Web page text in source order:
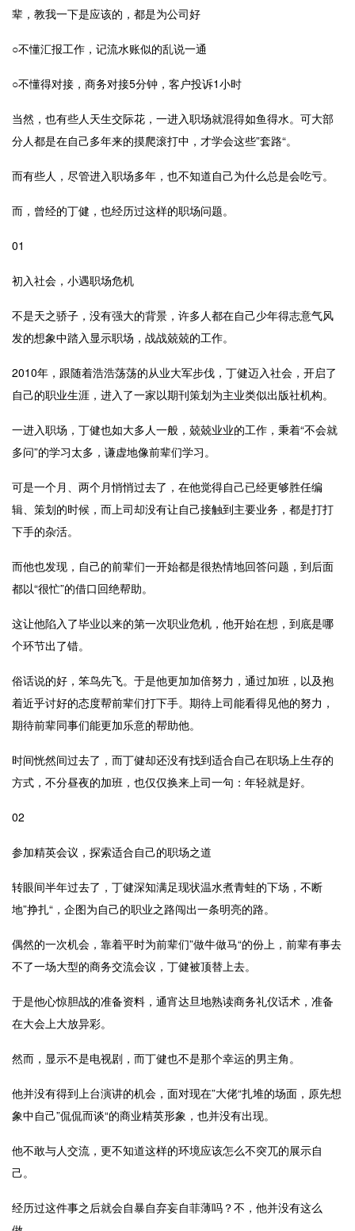
辈，教我一下是应该的，都是为公司好
○不懂汇报工作，记流水账似的乱说一通
○不懂得对接，商务对接5分钟，客户投诉1小时
当然，也有些人天生交际花，一进入职场就混得如鱼得水。可大部
分人都是在自己多年来的摸爬滚打中，才学会这些”套路“。
而有些人，尽管进入职场多年，也不知道自己为什么总是会吃亏。
而，曾经的丁健，也经历过这样的职场问题。
01
初入社会，小遇职场危机
不是天之骄子，没有强大的背景，许多人都在自己少年得志意气风
发的想象中踏入显示职场，战战兢兢的工作。
2010年，跟随着浩浩荡荡的从业大军步伐，丁健迈入社会，开启了
自己的职业生涯，进入了一家以期刊策划为主业类似出版社机构。
一进入职场，丁健也如大多人一般，兢兢业业的工作，秉着“不会就
多问”的学习太多，谦虚地像前辈们学习。
可是一个月、两个月悄悄过去了，在他觉得自己已经更够胜任编
辑、策划的时候，而上司却没有让自己接触到主要业务，都是打打
下手的杂活。
而他也发现，自己的前辈们一开始都是很热情地回答问题，到后面
都以“很忙”的借口回绝帮助。
这让他陷入了毕业以来的第一次职业危机，他开始在想，到底是哪
个环节出了错。
俗话说的好，笨鸟先飞。于是他更加加倍努力，通过加班，以及抱
着近乎讨好的态度帮前辈们打下手。期待上司能看得见他的努力，
期待前辈同事们能更加乐意的帮助他。
时间恍然间过去了，而丁健却还没有找到适合自己在职场上生存的
方式，不分昼夜的加班，也仅仅换来上司一句：年轻就是好。
02
参加精英会议，探索适合自己的职场之道
转眼间半年过去了，丁健深知满足现状温水煮青蛙的下场，不断
地”挣扎“，企图为自己的职业之路闯出一条明亮的路。
偶然的一次机会，靠着平时为前辈们”做牛做马“的份上，前辈有事去
不了一场大型的商务交流会议，丁健被顶替上去。
于是他心惊胆战的准备资料，通宵达旦地熟读商务礼仪话术，准备
在大会上大放异彩。
然而，显示不是电视剧，而丁健也不是那个幸运的男主角。
他并没有得到上台演讲的机会，面对现在”大佬“扎堆的场面，原先想
象中自己”侃侃而谈“的商业精英形象，也并没有出现。
他不敢与人交流，更不知道这样的环境应该怎么不突兀的展示自
己。
经历过这件事之后就会自暴自弃妄自菲薄吗？不，他并没有这么